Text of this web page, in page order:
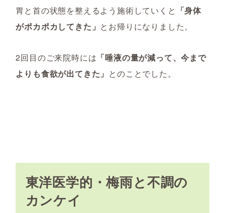
胃と首の状態を整えるよう施術していくと 「身体
がポカポカしてきた」 とお帰りになりました。
2回目のご来院時には 「唾液の量が減って、今まで
よりも食欲が出てきた」 とのことでした。
東洋医学的・梅雨と不調の
カンケイ